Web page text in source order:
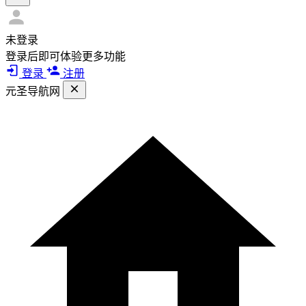
未登录
登录后即可体验更多功能
登录
注册
元圣导航网